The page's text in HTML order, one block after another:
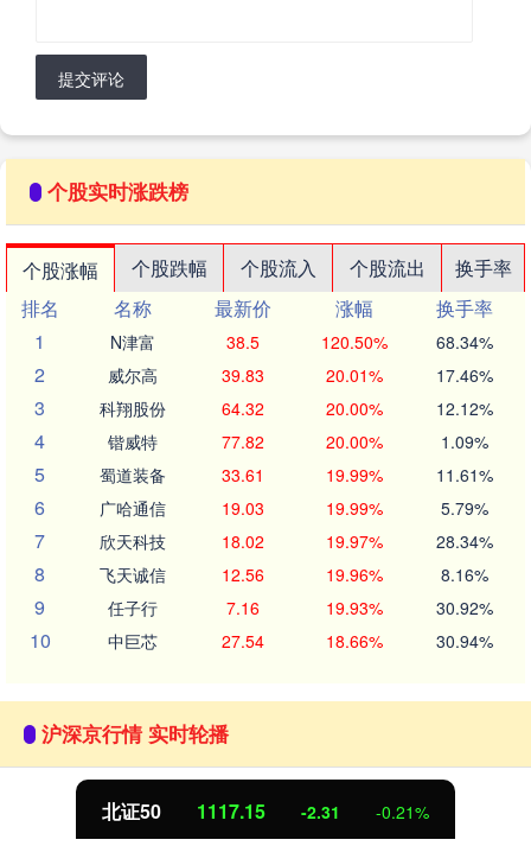
提交评论
个股实时涨跌榜
个股涨幅 个股跌幅 个股流入 个股流出
换手率
排名
名称 最新价 涨幅
换手率
1
N津富 38.5 120.50% 68.34%
2 威尔高 39.83 20.01% 17.46%
3 科翔股份 64.32 20.00% 12.12%
4 锴威特 77.82 20.00% 1.09%
5 蜀道装备 33.61 19.99% 11.61%
6 广哈通信 19.03 19.99% 5.79%
7 欣天科技 18.02 19.97% 28.34%
8 飞天诚信 12.56 19.96% 8.16%
9 任子行 7.16 19.93% 30.92%
10 中巨芯 27.54 18.66% 30.94%
沪深京行情 实时轮播
北证50 1117.12 -2.34 -0.21%